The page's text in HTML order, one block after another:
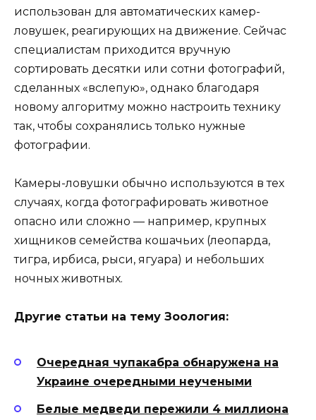
использован для автоматических камер-
ловушек, реагирующих на движение. Сейчас
специалистам приходится вручную
сортировать десятки или сотни фотографий,
сделанных «вслепую», однако благодаря
новому алгоритму можно настроить технику
так, чтобы сохранялись только нужные
фотографии.
Камеры-ловушки обычно используются в тех
случаях, когда фотографировать животное
опасно или сложно — например, крупных
хищников семейства кошачьих (леопарда,
тигра, ирбиса, рыси, ягуара) и небольших
ночных животных.
Другие статьи на тему Зоология:
Очередная чупакабра обнаружена на
Украине очередными неучеными
Белые медведи пережили 4 миллиона